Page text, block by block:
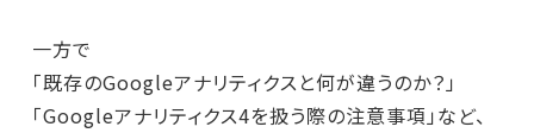
一方で
「既存のGoogleアナリティクスと何が違うのか？」
「Googleアナリティクス4を扱う際の注意事項」など、